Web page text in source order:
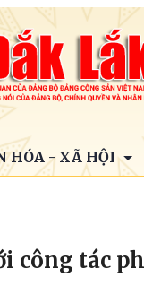
HÓA - XÃ HỘI
công tác